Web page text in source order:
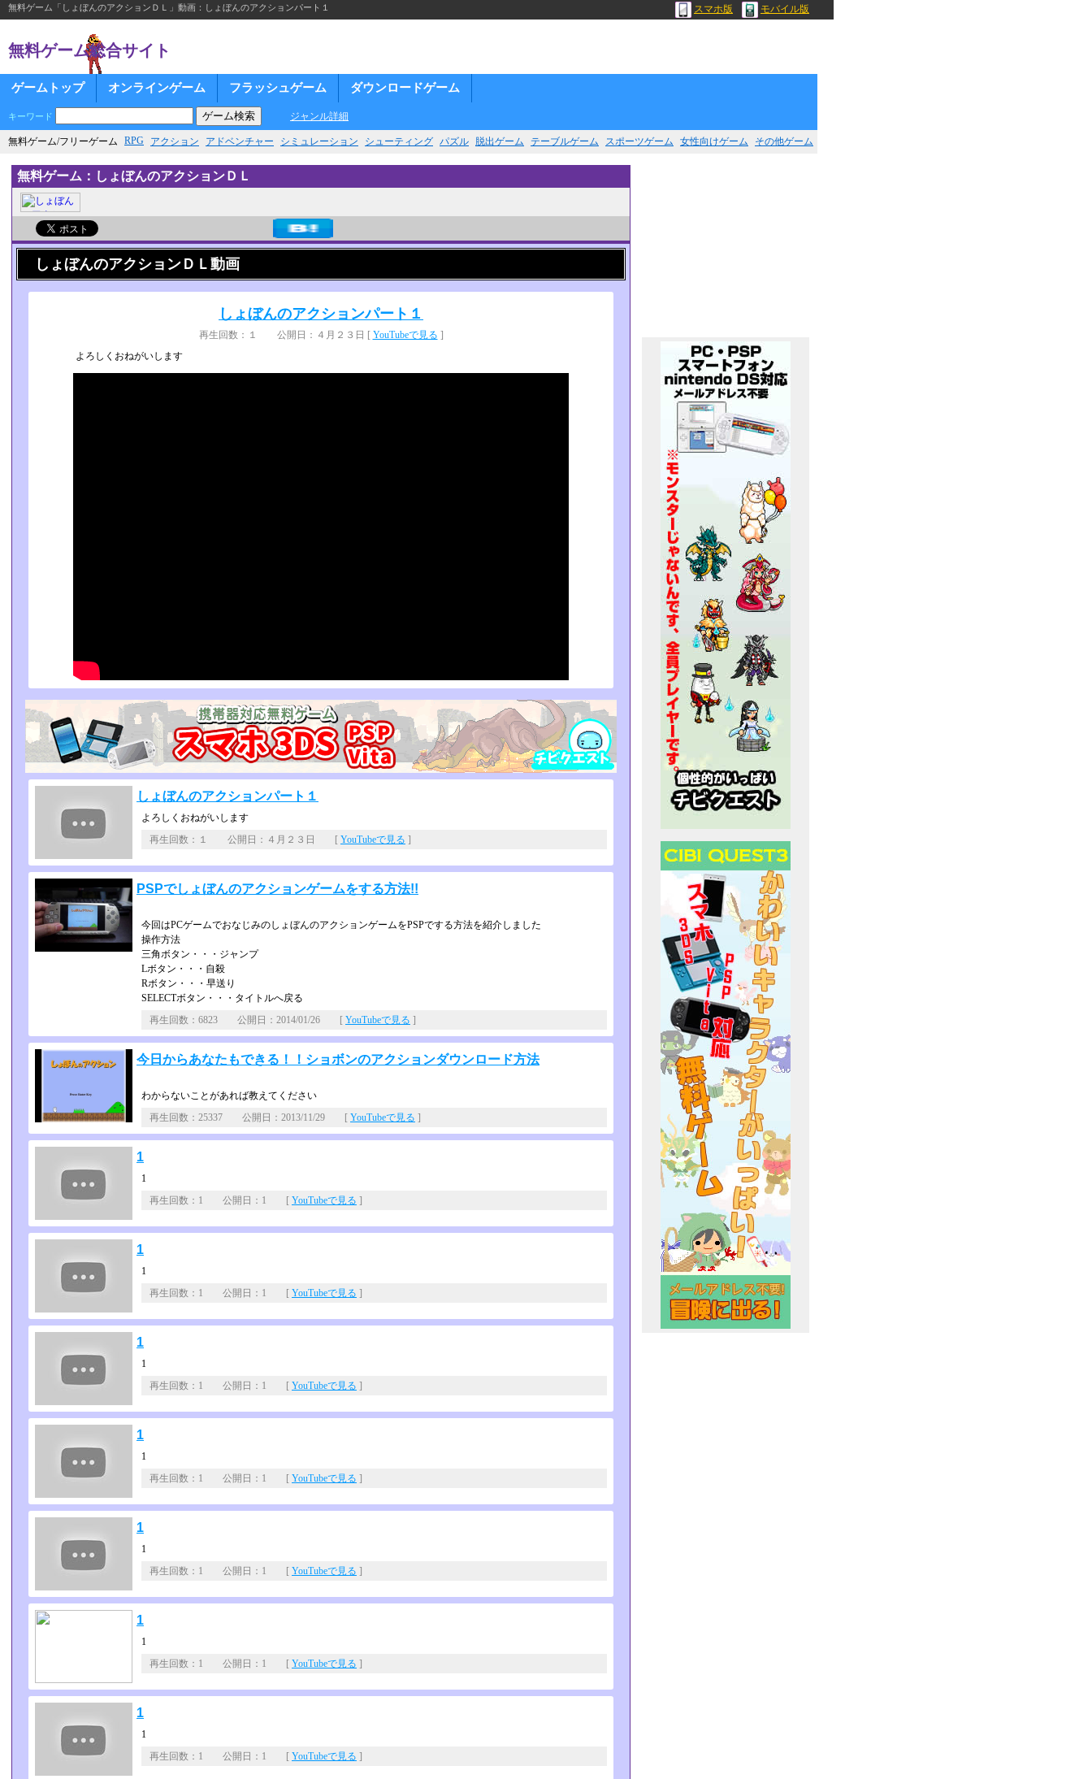
無料ゲーム「しょぼんのアクションＤＬ」動画：しょぼんのアクションパート１ スマホ版 モバイル版
無料ゲーム総合サイト
ゲームトップ オンラインゲーム フラッシュゲーム ダウンロードゲーム
キーワード ジャンル詳細
無料ゲーム/フリーゲーム RPG アクション アドベンチャー シミュレーション シューティング パズル 脱出ゲーム テーブルゲーム スポーツゲーム 女性向けゲーム その他ゲーム
無料ゲーム：しょぼんのアクションＤＬ
しょぼんのアクションＤＬ動画
しょぼんのアクションパート１
再生回数：１ 公開日：４月２３日 [ YouTubeで見る ]
よろしくおねがいします
しょぼんのアクションパート１
よろしくおねがいします
再生回数：１ 公開日：４月２３日 [ YouTubeで見る ]
PSPでしょぼんのアクションゲームをする方法!!
今回はPCゲームでおなじみのしょぼんのアクションゲームをPSPでする方法を紹介しました
操作方法
三角ボタン・・・ジャンプ
Lボタン・・・自殺
Rボタン・・・早送り
SELECTボタン・・・タイトルへ戻る
再生回数：6823 公開日：2014/01/26 [ YouTubeで見る ]
今日からあなたもできる！！ショボンのアクションダウンロード方法
わからないことがあれば教えてください
再生回数：25337 公開日：2013/11/29 [ YouTubeで見る ]
1
1
再生回数：1 公開日：1 [ YouTubeで見る ]
1
1
再生回数：1 公開日：1 [ YouTubeで見る ]
1
1
再生回数：1 公開日：1 [ YouTubeで見る ]
1
1
再生回数：1 公開日：1 [ YouTubeで見る ]
1
1
再生回数：1 公開日：1 [ YouTubeで見る ]
1
1
再生回数：1 公開日：1 [ YouTubeで見る ]
1
1
再生回数：1 公開日：1 [ YouTubeで見る ]